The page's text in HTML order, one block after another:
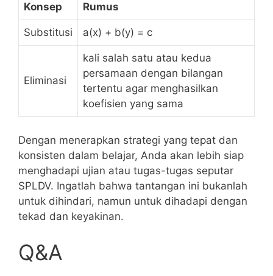
Konsep Rumus
Substitusi a(x) + b(y) = c
Eliminasi
kali⁤ salah ​satu atau kedua
persamaan dengan bilangan
tertentu‍ agar menghasilkan
koefisien yang sama
Dengan menerapkan strategi ‍yang tepat dan
konsisten dalam belajar, Anda akan lebih siap
menghadapi ‍ujian atau tugas-tugas ‌seputar
SPLDV.‌ Ingatlah bahwa tantangan ⁣ini bukanlah‌
untuk dihindari,⁢ namun untuk dihadapi dengan
tekad ⁤dan keyakinan.
Q&A